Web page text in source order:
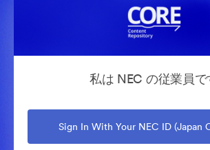
私は NEC の従業員で
Sign In With Your NEC ID (Japan